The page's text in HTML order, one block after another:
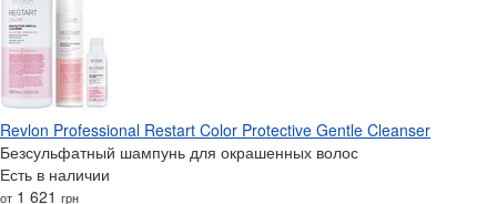
Revlon Professional Restart Color Protective Gentle Cleanser
Безсульфатный шампунь для окрашенных волос
Есть в наличии
от 1 621 грн